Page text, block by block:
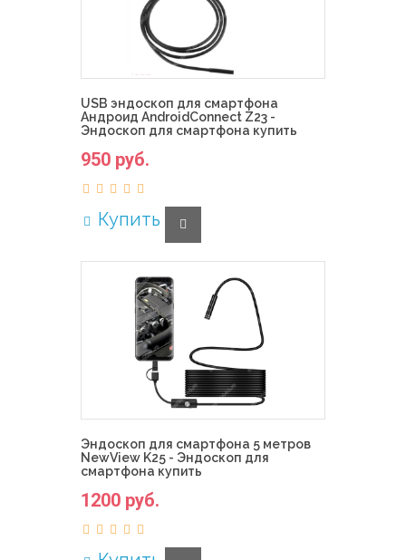
USB эндоскоп для смартфона
Андроид AndroidConnect Z23 -
Эндоскоп для смартфона купить
950 руб.
Купить
Эндоскоп для смартфона 5 метров
NewView K25 - Эндоскоп для
смартфона купить
1200 руб.